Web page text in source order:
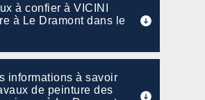
à confier à VICINI
à Le Dramont dans le
informations à savoir
de peinture des